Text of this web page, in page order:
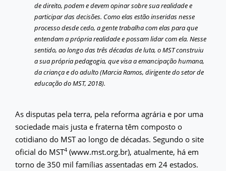
de direito, podem e devem opinar sobre sua realidade e
participar das decisões. Como elas estão inseridas nesse
processo desde cedo, a gente trabalha com elas para que
entendam a própria realidade e possam lidar com ela. Nesse
sentido, ao longo das três décadas de luta, o MST construiu
a sua própria pedagogia, que visa a emancipação humana,
da criança e do adulto (Marcia Ramos, dirigente do setor de
educação do MST, 2018).
As disputas pela terra, pela reforma agrária e por uma
sociedade mais justa e fraterna têm composto o
cotidiano do MST ao longo de décadas. Segundo o site
oficial do MST4 (www.mst.org.br), atualmente, há em
torno de 350 mil famílias assentadas em 24 estados.